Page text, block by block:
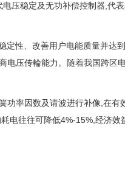
压稳定及无功补偿控制器,代
定性、改善用户电能质量并达
电压传輪能力。随着我国跨区
功率因数及请波进行补像,在有
电往往可降低4%-15%,经济效